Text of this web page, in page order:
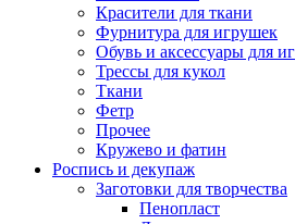
Красители для ткани
Фурнитура для игрушек
Обувь и аксессуары для
Трессы для кукол
Ткани
Фетр
Прочее
Кружево и фатин
Роспись и декупаж
Заготовки для творчества
Пенопласт